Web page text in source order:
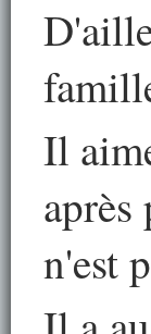
Il
n'est